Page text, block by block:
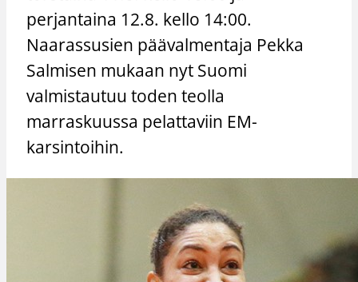
perjantaina 12.8. kello 14:00.
Naarassusien päävalmentaja Pekka
Salmisen mukaan nyt Suomi
valmistautuu toden teolla
marraskuussa pelattaviin EM-
karsintoihin.